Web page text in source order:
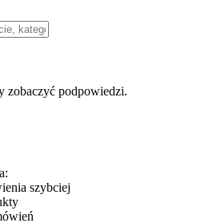
zobaczyć podpowiedzi.
szybciej